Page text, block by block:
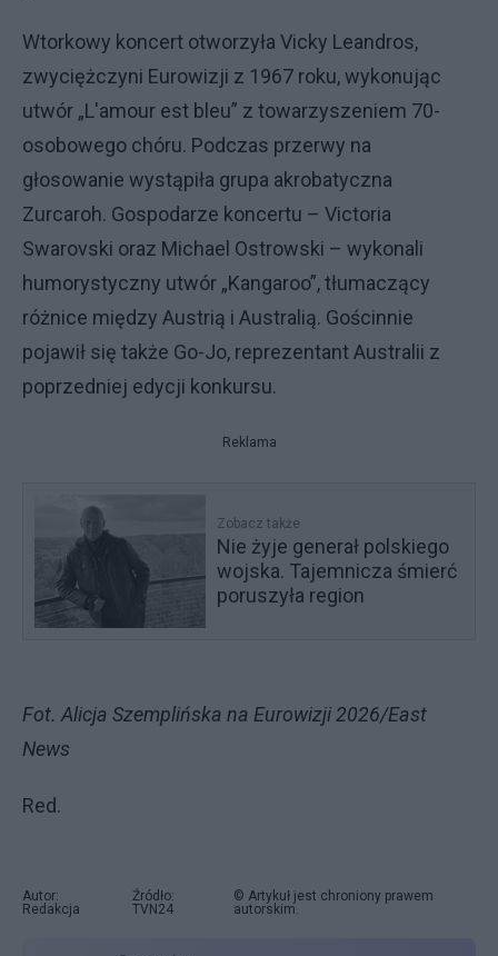
Wtorkowy koncert otworzyła Vicky Leandros,
zwyciężczyni Eurowizji z 1967 roku, wykonując
utwór „L'amour est bleu” z towarzyszeniem 70-
osobowego chóru. Podczas przerwy na
głosowanie wystąpiła grupa akrobatyczna
Zurcaroh. Gospodarze koncertu – Victoria
Swarovski oraz Michael Ostrowski – wykonali
humorystyczny utwór „Kangaroo”, tłumaczący
różnice między Austrią i Australią. Gościnnie
pojawił się także Go-Jo, reprezentant Australii z
poprzedniej edycji konkursu.
Reklama
Zobacz także
Nie żyje generał polskiego
wojska. Tajemnicza śmierć
poruszyła region
Fot. Alicja Szemplińska na Eurowizji 2026/East
News
Red.
Autor:
Redakcja
Źródło:
TVN24
© Artykuł jest chroniony prawem
autorskim.